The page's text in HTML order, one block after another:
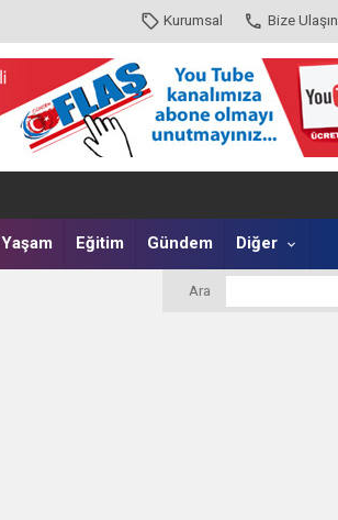
Kurumsal Bize Ulaşın
Yaşam Eğitim Gündem Diğer
Ara